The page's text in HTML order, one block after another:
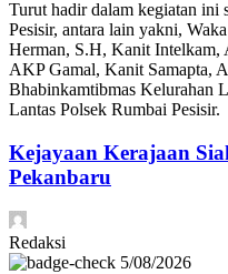
Turut hadir dalam kegiatan ini
Pesisir, antara lain yakni,
Herman, S.H, Kanit
AKP Gamal, Kanit Samapta,
Bhabinkamtibmas Kelurahan
Lantas Polsek Rumbai Pesisir.
Kejayaan Kerajaan
Pekanbaru
Redaksi
5/08/2026